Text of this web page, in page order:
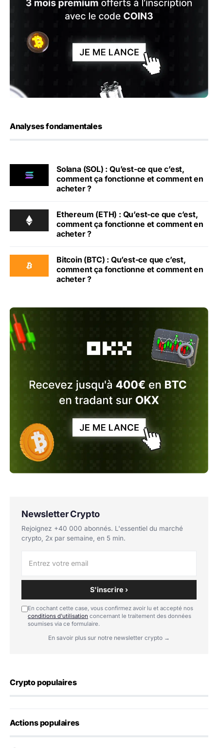
Analyses fondamentales
Solana (SOL) : Qu’est-ce que c’est,
comment ça fonctionne et comment en
acheter ?
Ethereum (ETH) : Qu’est-ce que c’est,
comment ça fonctionne et comment en
acheter ?
Bitcoin (BTC) : Qu’est-ce que c’est,
comment ça fonctionne et comment en
acheter ?
Newsletter Crypto
Rejoignez +40 000 abonnés. L'essentiel du marché
crypto, 2x par semaine, en 5 min.
S'inscrire ›
En cochant cette case, vous confirmez avoir lu et accepté nos
conditions d'utilisation concernant le traitement des données
soumises via ce formulaire.
En savoir plus sur notre newsletter crypto →
Crypto populaires
Actions populaires